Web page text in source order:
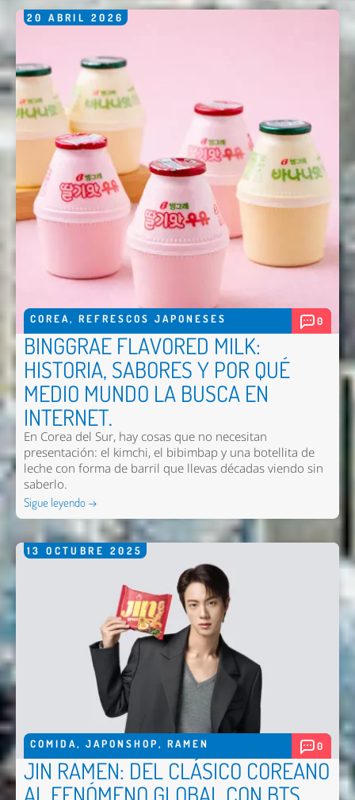
20 ABRIL 2026
COREA, REFRESCOS JAPONESES 0
BINGGRAE FLAVORED MILK:
HISTORIA, SABORES Y POR QUÉ
MEDIO MUNDO LA BUSCA EN
INTERNET.
En Corea del Sur, hay cosas que no necesitan
presentación: el kimchi, el bibimbap y una botellita de
leche con forma de barril que llevas décadas viendo sin
saberlo.
Sigue leyendo →
13 OCTUBRE 2025
COMIDA, JAPONSHOP, RAMEN 0
JIN RAMEN: DEL CLÁSICO COREANO